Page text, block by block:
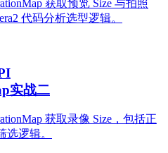
获取预览 Size 与拍照
代码分析选型逻辑。
实战二
获取录像 Size，包括正
选逻辑。